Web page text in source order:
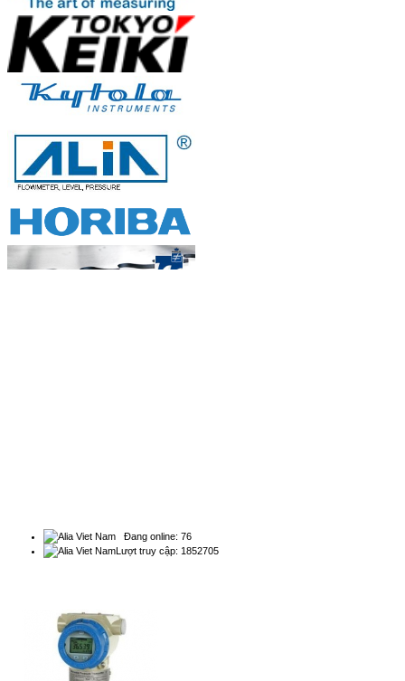
Xử lý nước thải ở Việt Nam...
I. Đôi điều về xử lý nước thải ...
đo lưu lư...
Đồng hồ đo lưu lượng, thiết bị
thống kê ...
Đồng hồ đo lưu lượng dùng để thống kế,
đ...
Đồng hồ đo lưu lượng nước thải kênh
hở b...
Đang online: 76
Lượt truy cập: 1852705